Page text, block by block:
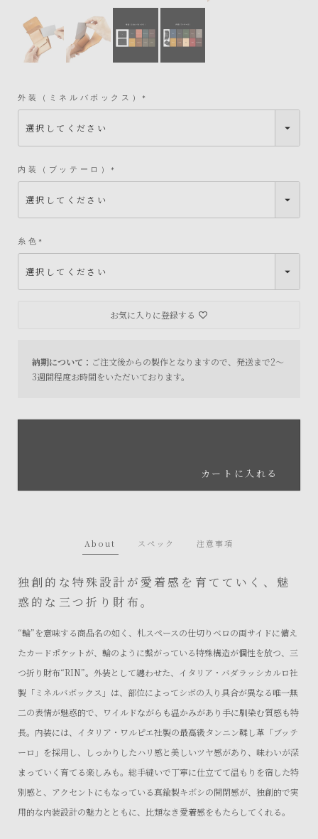
About スペック 注意事項
独創的な特殊設計が愛着感を育てていく、魅
惑的な三つ折り財布。
“輪”を意味する商品名の如く、札スペースの仕切りベロの両サイドに備え
たカードポケットが、輪のように繋がっている特殊構造が個性を放つ、三
つ折り財布“RIN”。外装として纏わせた、イタリア・バダラッシカルロ社
製「ミネルバボックス」は、部位によってシボの入り具合が異なる唯一無
二の表情が魅惑的で、ワイルドながらも温かみがあり手に馴染む質感も特
長。内装には、イタリア・ワルピエ社製の最高級タンニン鞣し革「ブッテ
ーロ」を採用し、しっかりしたハリ感と美しいツヤ感があり、味わいが深
まっていく育てる楽しみも。総手縫いで丁寧に仕立てて温もりを宿した特
別感と、アクセントにもなっている真鍮製キボシの開閉感が、独創的で実
用的な内装設計の魅力とともに、比類なき愛着感をもたらしてくれる。
外装（ミネルバボックス）
(
内装（ブッテーロ）
(
糸色
(
須
納期について： ご注文後からの製作となりますので、発送まで2～
3週間程度お時間をいただいております。
お気に入りに登録する
カートに入れる